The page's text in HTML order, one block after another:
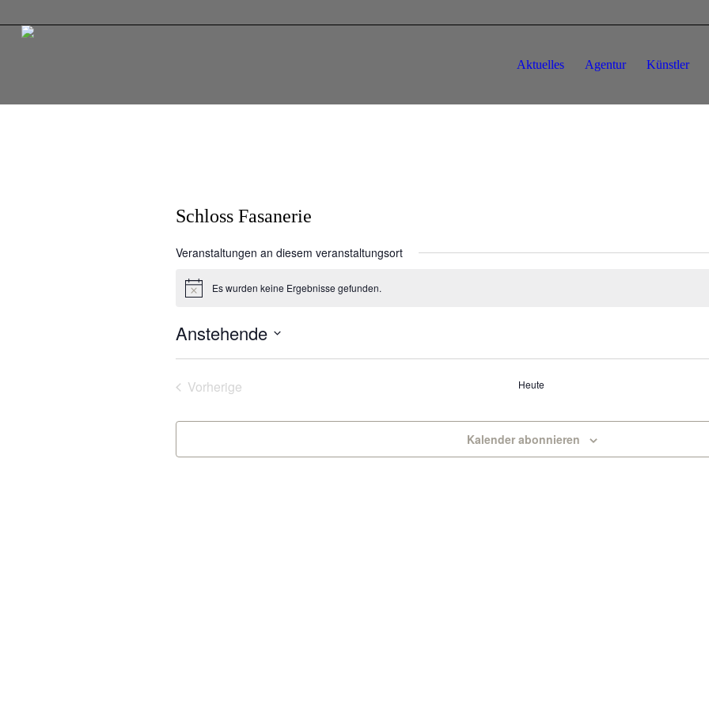
Aktuelles Agentur Künstler
Schloss Fasanerie
Veranstaltungen an diesem veranstaltungsort
HinweisEs wurden keine Ergebnisse gefunden.
Anstehende
VorherigeVeranstaltungen Heute
Kalender abonnieren